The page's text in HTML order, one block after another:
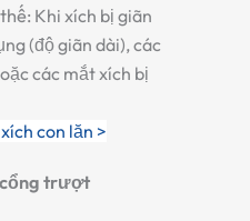
Khi xích bị giãn
(độ giãn dài), các
các mắt xích bị
con lăn >
cổng trượt